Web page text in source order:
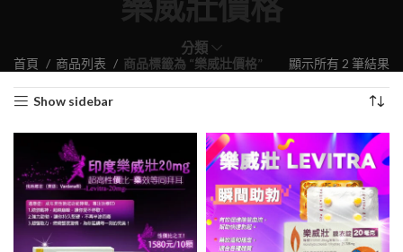
分類
首頁 商品列表 商品標籤為 “樂威壯價格” 顯示所有 2 筆結果
序
Show sidebar